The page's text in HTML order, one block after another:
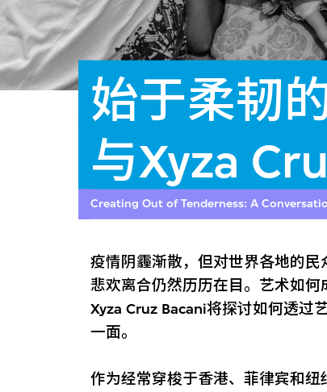
始于柔韧
与Xyza
Creating Out of Tenderness: A
疫情阴霾渐散，但对世界各地的
悲欢离合仍然历历在目。艺术如
Xyza Cruz Bacani将探讨如何透过
一面。
作为经常穿梭于香港、菲律宾和